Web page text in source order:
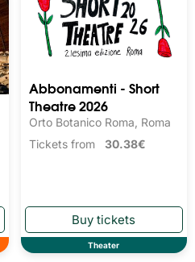
Abbonamenti - Short
Theatre 2026
Orto Botanico Roma, Roma
Tickets from 30.38€
Theater